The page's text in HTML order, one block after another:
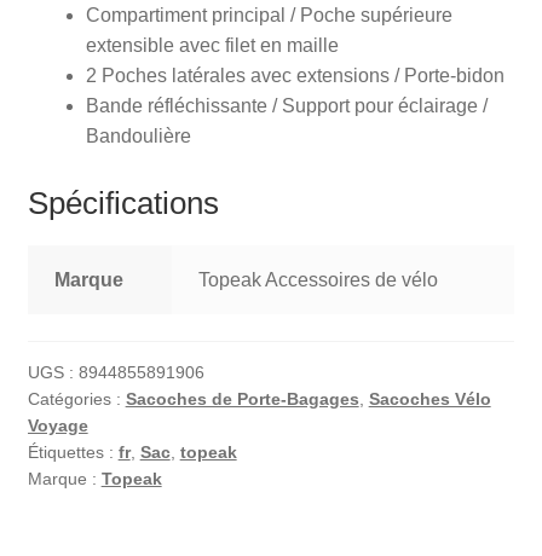
Compartiment principal / Poche supérieure
extensible avec filet en maille
2 Poches latérales avec extensions / Porte-bidon
Bande réfléchissante / Support pour éclairage /
Bandoulière
Spécifications
Marque Topeak Accessoires de vélo
UGS : 8944855891906
Catégories : Sacoches de Porte-Bagages, Sacoches Vélo
Voyage
Étiquettes : fr, Sac, topeak
Marque : Topeak